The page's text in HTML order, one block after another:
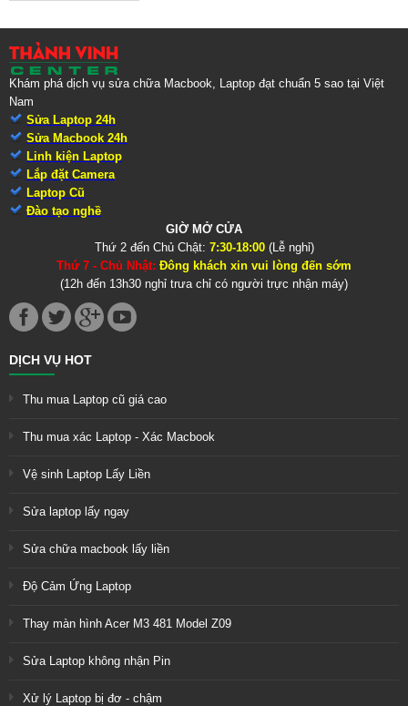
Khám phá dịch vụ sửa chữa Macbook, Laptop đạt chuẩn 5 sao tại Việt
Nam
Sửa Laptop 24h
Sửa Macbook 24h
Linh kiện Laptop
Lắp đặt Camera
Laptop Cũ
Đào tạo nghề
GIỜ MỞ CỬA
Thứ 2 đến Chủ Chật: 7:30-18:00(Lễ nghỉ)
Thứ 7 - Chủ Nhật: Đông khách xin vui lòng đến sớm
(12h đến 13h30 nghỉ trưa chỉ có người trực nhận máy)
DỊCH VỤ HOT
Thu mua Laptop cũ giá cao
Thu mua xác Laptop - Xác Macbook
Vệ sinh Laptop Lấy Liền
Sửa laptop lấy ngay
Sửa chữa macbook lấy liền
Độ Cảm Ứng Laptop
Thay màn hình Acer M3 481 Model Z09
Sửa Laptop không nhận Pin
Xử lý Laptop bị đơ - chậm